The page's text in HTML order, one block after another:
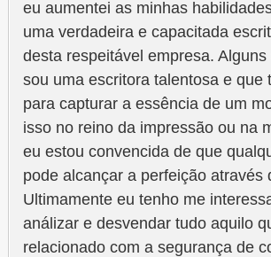
eu aumentei as minhas
uma verdadeira e capacitada
desta respeitável empresa.
sou uma escritora talentosa e que
para capturar a essência de um
isso no reino da impressão ou na
eu estou convencida de que
pode alcançar a perfeição através
Ultimamente eu tenho me
análizar e desvendar tudo aquilo
relacionado com a segurança de